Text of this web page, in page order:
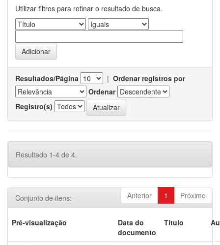
Utilizar filtros para refinar o resultado de busca.
Resultados/Página | Ordenar registros por
Ordenar
Registro(s)
Resultado 1-4 de 4.
Anterior 1 Próximo
Conjunto de itens:
Pré-visualização
Data do
documento
Título